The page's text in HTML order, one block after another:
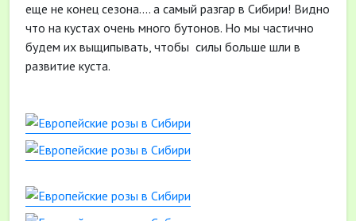
еще не конец сезона.... а самый разгар в Сибири! Видно
что на кустах очень много бутонов. Но мы частично
будем их выщипывать, чтобы силы больше шли в
развитие куста.